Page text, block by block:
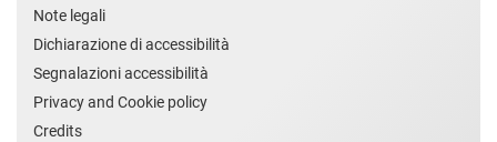
Note legali
Dichiarazione di accessibilità
Segnalazioni accessibilità
Privacy and Cookie policy
Credits